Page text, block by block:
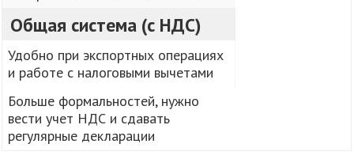
Общая система (с НДС)
Удобно при экспортных операциях
и работе с налоговыми вычетами
Больше формальностей, нужно
вести учет НДС и сдавать
регулярные декларации